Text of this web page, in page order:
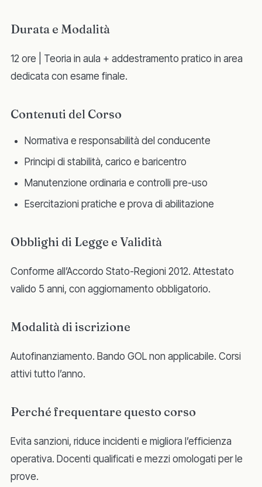
Durata e Modalità
12 ore | Teoria in aula + addestramento pratico in area
dedicata con esame finale.
Contenuti del Corso
Normativa e responsabilità del conducente
Principi di stabilità, carico e baricentro
Manutenzione ordinaria e controlli pre-uso
Esercitazioni pratiche e prova di abilitazione
Obblighi di Legge e Validità
Conforme all’Accordo Stato-Regioni 2012. Attestato
valido 5 anni, con aggiornamento obbligatorio.
Modalità di iscrizione
Autofinanziamento. Bando GOL non applicabile. Corsi
attivi tutto l’anno.
Perché frequentare questo corso
Evita sanzioni, riduce incidenti e migliora l’efficienza
operativa. Docenti qualificati e mezzi omologati per le
prove.